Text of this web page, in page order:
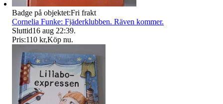
Badge på objektet:Fri frakt
Cornelia Funke: Fjäderklubben. Räven kommer.
Sluttid16 aug 22:39.
Pris:110 kr,Köp nu.